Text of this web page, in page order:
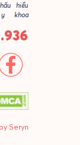
hiểu
khoa
Seryn